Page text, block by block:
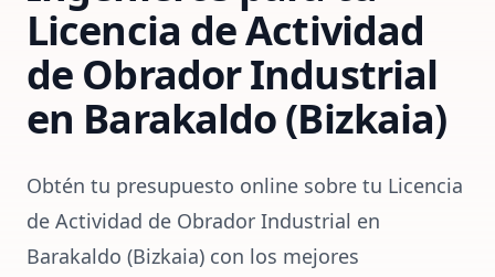
Licencia de Actividad
de Obrador Industrial
en Barakaldo (Bizkaia)
Obtén tu presupuesto online sobre tu Licencia
de Actividad de Obrador Industrial en
Barakaldo (Bizkaia) con los mejores